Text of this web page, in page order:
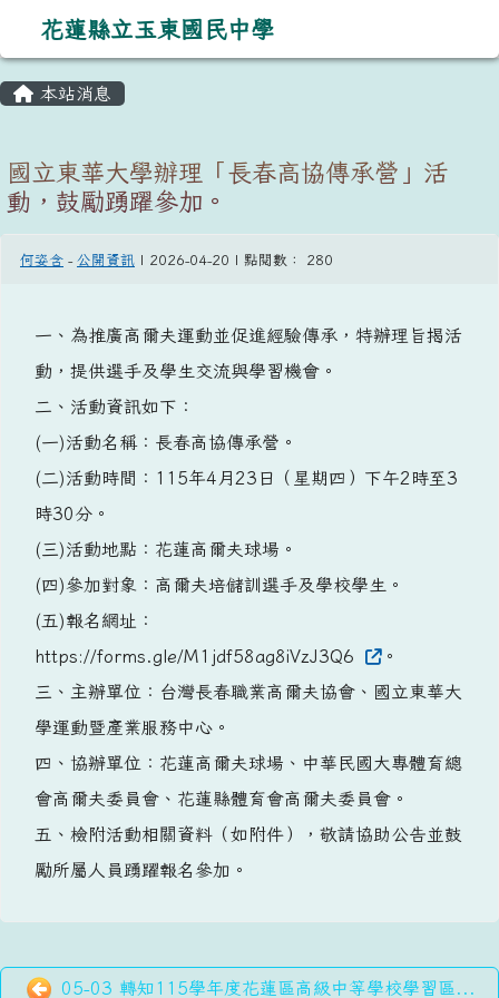
花蓮縣立玉東國民中學
導覽列花蓮縣立玉東國民中學
本站消息
國立東華大學辦理「長春高協傳承營」活
動，鼓勵踴躍參加。
何姿含 - 公開資訊 | 2026-04-20 | 點閱數： 280
一、為推廣高爾夫運動並促進經驗傳承，特辦理旨揭活
動，提供選手及學生交流與學習機會。
二、活動資訊如下：
(一)活動名稱：長春高協傳承營。
(二)活動時間：115年4月23日（星期四）下午2時至3
時30分。
(三)活動地點：花蓮高爾夫球場。
(四)參加對象：高爾夫培儲訓選手及學校學生。
(五)報名網址：
https://forms.gle/M1jdf58ag8iVzJ3Q6
。
三、主辦單位：台灣長春職業高爾夫協會、國立東華大
學運動暨產業服務中心。
四、協辦單位：花蓮高爾夫球場、中華民國大專體育總
會高爾夫委員會、花蓮縣體育會高爾夫委員會。
五、檢附活動相關資料（如附件），敬請協助公告並鼓
勵所屬人員踴躍報名參加。
05-03 轉知115學年度花蓮區高級中等學校學習區...